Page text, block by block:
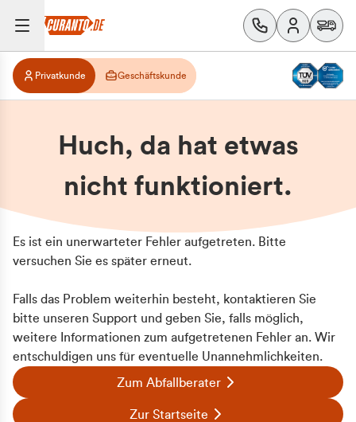
Privatkunde Geschäftskunde
Huch, da hat etwas
nicht funktioniert.
Es ist ein unerwarteter Fehler aufgetreten. Bitte
versuchen Sie es später erneut.
Falls das Problem weiterhin besteht, kontaktieren Sie
bitte unseren Support und geben Sie, falls möglich,
weitere Informationen zum aufgetretenen Fehler an. Wir
entschuldigen uns für eventuelle Unannehmlichkeiten.
Zum Abfallberater
Zur Startseite